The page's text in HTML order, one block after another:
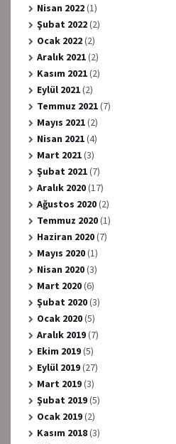
Nisan 2022(1)
Şubat 2022(2)
Ocak 2022(2)
Aralık 2021(2)
Kasım 2021(2)
Eylül 2021(2)
Temmuz 2021(7)
Mayıs 2021(2)
Nisan 2021(4)
Mart 2021(3)
Şubat 2021(7)
Aralık 2020(17)
Ağustos 2020(2)
Temmuz 2020(1)
Haziran 2020(7)
Mayıs 2020(1)
Nisan 2020(3)
Mart 2020(6)
Şubat 2020(3)
Ocak 2020(5)
Aralık 2019(7)
Ekim 2019(5)
Eylül 2019(27)
Mart 2019(3)
Şubat 2019(5)
Ocak 2019(2)
Kasım 2018(3)